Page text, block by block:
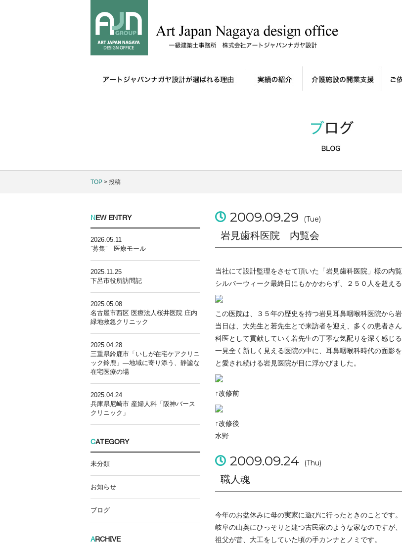
TOP > 投稿
2009.09.29 (Tue)
岩見歯科医院 内覧会
当社にて設計監理をさせて頂いた「岩見歯科医院」様の内
シルバーウィーク最終日にもかかわらず、２５０人を超え
この医院は、３５年の歴史を持つ岩見耳鼻咽喉科医院から
当日は、大先生と若先生とで来訪者を迎え、多くの患者さ
科医として貢献していく若先生の丁寧な気配りを深く感じる
一見全く新しく見える医院の中に、耳鼻咽喉科時代の面影
と愛され続ける岩見医院が目に浮かびました。
↑改修前
↑改修後
水野
2009.09.24 (Thu)
職人魂
今年のお盆休みに母の実家に遊びに行ったときのことです。
岐阜の山奥にひっそりと建つ古民家のような家なのですが
祖父が昔、大工をしていた頃の手カンナとノミです。
NEW ENTRY
2026.05.11
”募集” 医療モール
2025.11.25
下呂市役所訪問記
2025.05.08
名古屋市西区 医療法人桜井医院 庄内
緑地救急クリニック
2025.04.28
三重県鈴鹿市「いしが在宅ケアクリニ
ック鈴鹿」―地域に寄り添う、静謐な
在宅医療の場
2025.04.24
兵庫県尼崎市 産婦人科「阪神バース
クリニック」
CATEGORY
未分類
お知らせ
ブログ
ARCHIVE